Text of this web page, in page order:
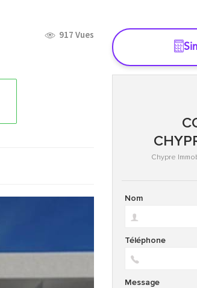
917 Vues
Chypre
Nom
Téléphone
Message